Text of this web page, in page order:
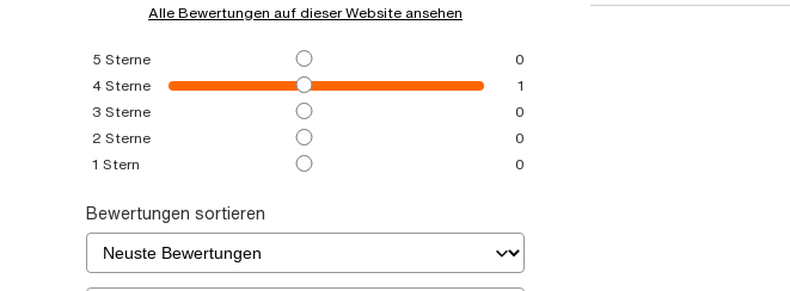
Alle Bewertungen auf dieser Website ansehen
5 Sterne
0
4Sterne
1
3 Sterne
0
2 Sterne
0
1 Stern 0
Bewertungen sortieren